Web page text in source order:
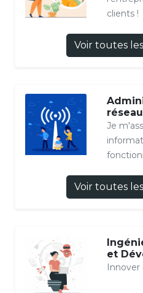
clients !
Voir toutes
Je
Voir toutes
et
Innover